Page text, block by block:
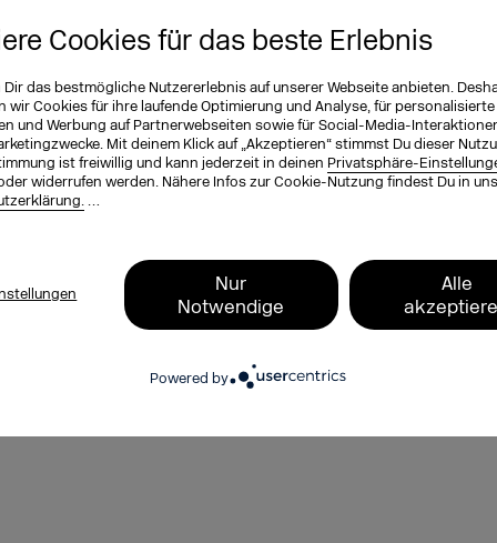
Cookies für das beste Erlebnis
Dir das bestmögliche Nutzererlebnis auf unserer Webseite anbieten.
wir Cookies für ihre laufende Optimierung und Analyse, für personalisierte
und Werbung auf Partnerwebseiten sowie für Social-Media-
Mit deinem Klick auf „Akzeptieren“ stimmst Du dieser
ist freiwillig und kann jederzeit in deinen Privatsphäre-
widerrufen werden. Nähere Infos zur Cookie-Nutzung findest Du in
…
Nur
Notwendige
Alle
Powered by
Plattformen ein ganz
nicht automatisch mit
der Umfrage doch
ob sie ihren USP
Abopreis scheint zumindest
Im September werden wir
mit diesen Themen
im Auftrag der DMEXCO
2500 Personen in Deutschland,